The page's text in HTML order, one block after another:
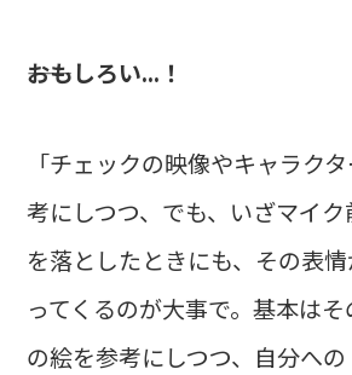
――おもしろい...！
「チェックの映像やキャラク
考にしつつ、でも、いざマイ
を落としたときにも、その表
ってくるのが大事で。基本は
の絵を参考にしつつ、自分へ